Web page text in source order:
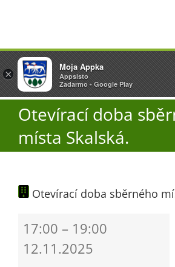
Přeskočit
na
obsah
Úřad
O obci
Aktuality
Otevírací doba
místa Skalská.
Otevírací doba sběrného
doba
sběrného
17:00 – 19:00
12.11.2025
×
Vyžlovka
AppSisto
- In Google Play
×
Moja Appka
Appsisto
Zadarmo - Google Play